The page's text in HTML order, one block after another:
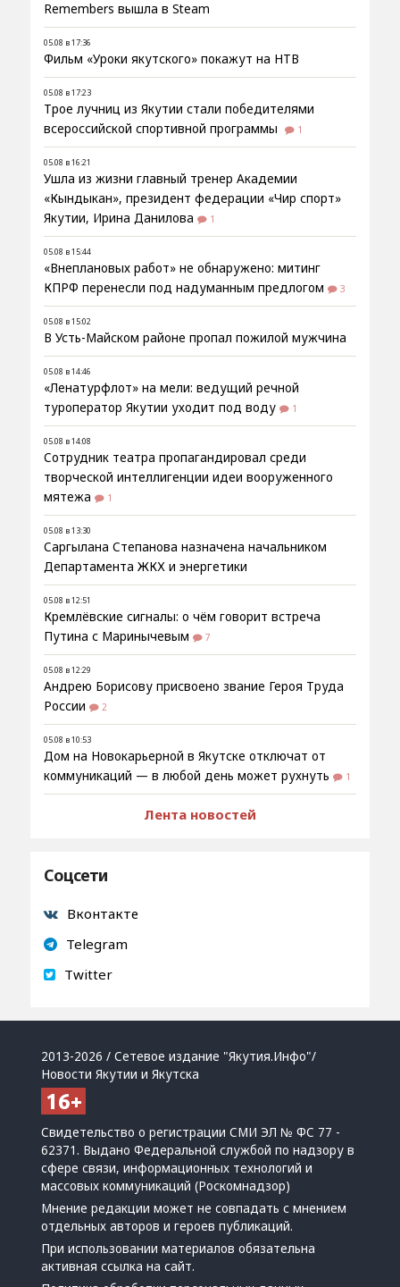
Remembers вышла в Steam
05.08 в 17:36
Фильм «Уроки якутского» покажут на НТВ
05.08 в 17:23
Трое лучниц из Якутии стали победителями
всероссийской спортивной программы
1
05.08 в 16:21
Ушла из жизни главный тренер Академии
«Кындыкан», президент федерации «Чир спорт»
Якутии, Ирина Данилова
1
05.08 в 15:44
«Внеплановых работ» не обнаружено: митинг
КПРФ перенесли под надуманным предлогом
3
05.08 в 15:02
В Усть-Майском районе пропал пожилой мужчина
05.08 в 14:46
«Ленатурфлот» на мели: ведущий речной
туроператор Якутии уходит под воду
1
05.08 в 14:08
Сотрудник театра пропагандировал среди
творческой интеллигенции идеи вооруженного
мятежа
1
05.08 в 13:30
Саргылана Степанова назначена начальником
Департамента ЖКХ и энергетики
05.08 в 12:51
Кремлёвские сигналы: о чём говорит встреча
Путина с Маринычевым
7
05.08 в 12:29
Андрею Борисову присвоено звание Героя Труда
России
2
05.08 в 10:53
Дом на Новокарьерной в Якутске отключат от
коммуникаций — в любой день может рухнуть
1
Лента новостей
Соцсети
Вконтакте
Telegram
Twitter
2013-2026 / Сетевое издание "Якутия.Инфо"/
Новости Якутии и Якутска
Свидетельство о регистрации СМИ ЭЛ № ФС 77 -
62371. Выдано Федеральной службой по надзору в
сфере связи, информационных технологий и
массовых коммуникаций (Роскомнадзор)
Мнение редакции может не совпадать с мнением
отдельных авторов и героев публикаций.
При использовании материалов обязательна
активная ссылка на сайт.